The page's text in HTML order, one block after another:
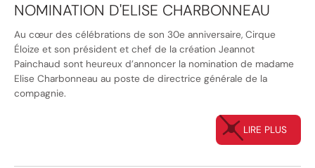
NOMINATION D'ELISE CHARBONNEAU
Au cœur des célébrations de son 30e anniversaire, Cirque
Éloize et son président et chef de la création Jeannot
Painchaud sont heureux d’annoncer la nomination de madame
Elise Charbonneau au poste de directrice générale de la
compagnie.
LIRE PLUS